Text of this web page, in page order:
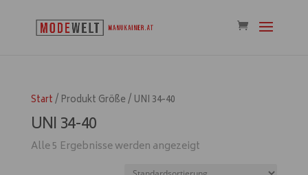
Start/ Produkt Größe / UNI 34-40
UNI 34-40
Alle 5 Ergebnisse werden angezeigt